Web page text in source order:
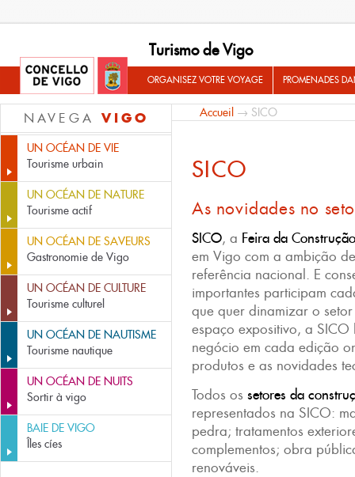
Turismo de Vigo
ORGANISEZ VOTRE VOYAGE PROMENADES
NAVEGA VIGO
UN OCÉAN DE VIE
Tourisme urbain
UN OCÉAN DE NATURE
Tourisme actif
UN OCÉAN DE SAVEURS
Gastronomie de Vigo
UN OCÉAN DE CULTURE
Tourisme culturel
UN OCÉAN DE NAUTISME
Tourisme nautique
UN OCÉAN DE NUITS
Sortir à vigo
BAIE DE VIGO
Îles cíes
Accueil → SICO
SICO
As novidades no
SICO, a Feira da
em Vigo com a ambição
referência nacional. E
importantes participam
que quer dinamizar o
espaço expositivo, a
negócio em cada edição
produtos e as novidades
Todos os setores da
representados na SICO:
pedra; tratamentos
complementos; obra
renováveis.